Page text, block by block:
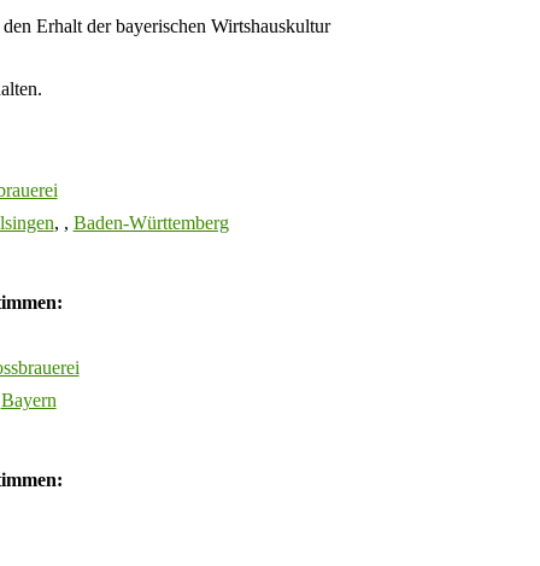
Erhalt der bayerischen Wirtshauskultur
, , Baden-Württemberg
Bayern